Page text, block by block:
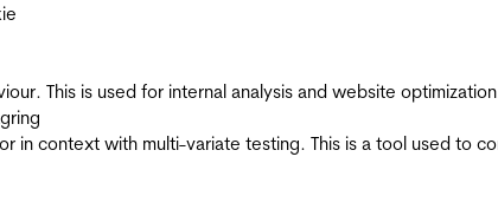
This is used for internal analysis and website
in context with multi-variate testing. This is a tool used